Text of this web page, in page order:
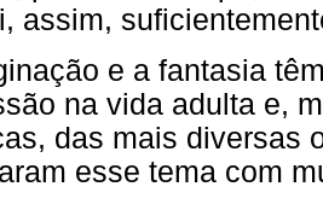
assim,
e a fantasia
na vida adulta e,
das mais diversas
esse tema com